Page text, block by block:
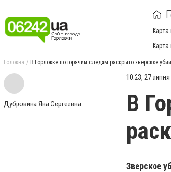
Карта
Головна В Горловке по горячим следам раскрыто зверское
Дубровина Яна Сергеевна
10:23, 27 липня
В
Зверское